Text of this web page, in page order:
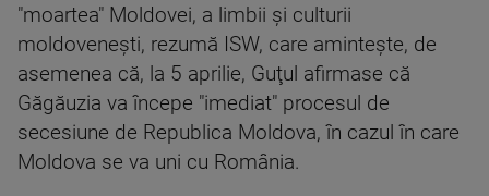
"moartea" Moldovei, a limbii şi culturii
moldoveneşti, rezumă ISW, care aminteşte, de
asemenea că, la 5 aprilie, Guţul afirmase că
Găgăuzia va începe "imediat" procesul de
secesiune de Republica Moldova, în cazul în care
Moldova se va uni cu România.